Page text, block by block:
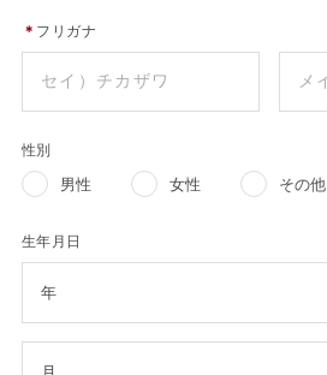
＊ フリガナ
性別
男性 女性 その他
生年月日